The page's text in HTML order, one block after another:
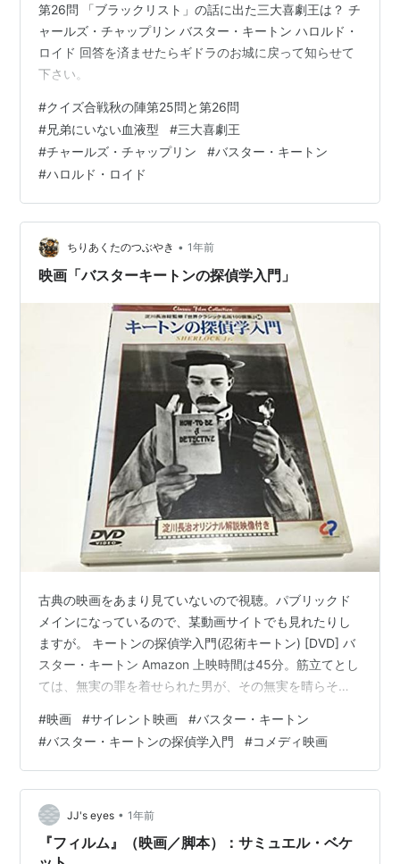
第26問 「ブラックリスト」の話に出た三大喜劇王は？ チ
ャールズ・チャップリン バスター・キートン ハロルド・
ロイド 回答を済ませたらギドラのお城に戻って知らせて
下さい。
#クイズ合戦秋の陣第25問と第26問
#兄弟にいない血液型 #三大喜劇王
#チャールズ・チャップリン #バスター・キートン
#ハロルド・ロイド
ちりあくたのつぶやき • 1年前
映画「バスターキートンの探偵学入門」
古典の映画をあまり見ていないので視聴。パブリックド
メインになっているので、某動画サイトでも見れたりし
ますが。 キートンの探偵学入門(忍術キートン) [DVD] バ
スター・キートン Amazon 上映時間は45分。筋立てとし
ては、無実の罪を着せられた男が、その無実を晴らそう
のキモで、いま見ると「ここ、何度も撮り直したんだろ
うなー」とか考えますね。今見ても噴き出してしまう箇
所があったりして、古典の不朽の名作とされるのもうな
づけます。
#映画 #サイレント映画 #バスター・キートン
#バスター・キートンの探偵学入門 #コメディ映画
JJ's eyes • 1年前
『フィルム』（映画／脚本）：サミュエル・ベケ